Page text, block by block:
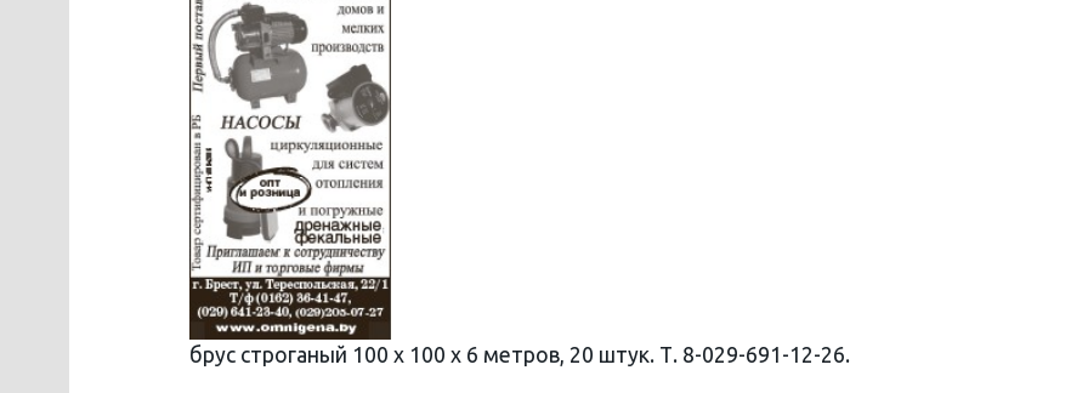
брус строганый 100 х 100 х 6 метров, 20 штук. Т. 8-029-691-12-26.